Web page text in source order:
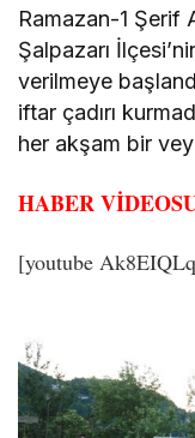
Ramazan-1 Şerif
Şalpazarı
verilmeye
iftar çadırı
her akşam bir
HABER
[youtube